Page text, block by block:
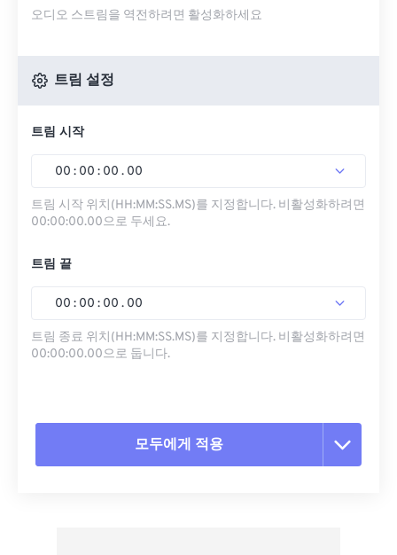
오디오 스트림을 역전하려면 활성화하세요
트림 설정
트림 시작
00 : 00 : 00 . 00
트림 시작 위치(HH:MM:SS.MS)를 지정합니다. 비활성화하려면
00:00:00.00으로 두세요.
트림 끝
00 : 00 : 00 . 00
트림 종료 위치(HH:MM:SS.MS)를 지정합니다. 비활성화하려면
00:00:00.00으로 둡니다.
모두에게 적용